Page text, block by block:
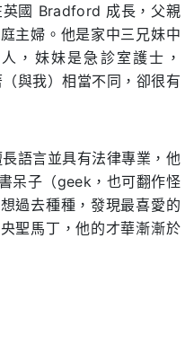
國 Bradford 成長，父親
主婦。他是家中三兄妹中
，妹妹是急診室護士，
與我）相當不同，卻很有
語言並具有法律專業，他
呆子（geek，也可翻作怪
過去種種，發現最喜愛的
聖馬丁，他的才華漸漸於